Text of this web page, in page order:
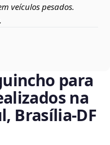
veículos pesados.
para
na
Brasília‑DF